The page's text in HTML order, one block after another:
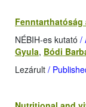
Fenntarthatóság
NÉBIH-es kutató /
Gyula, Bódi
Lezárult /